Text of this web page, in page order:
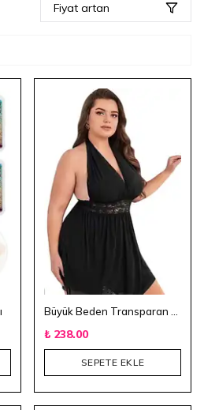
Fiyat artan
₺ 238.00
SEPETE EKLE